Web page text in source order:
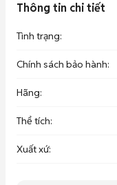
Thông tin chi tiết
Tình trạng:
Chính sách bảo hành:
Hãng:
Thể tích:
Xuất xứ: